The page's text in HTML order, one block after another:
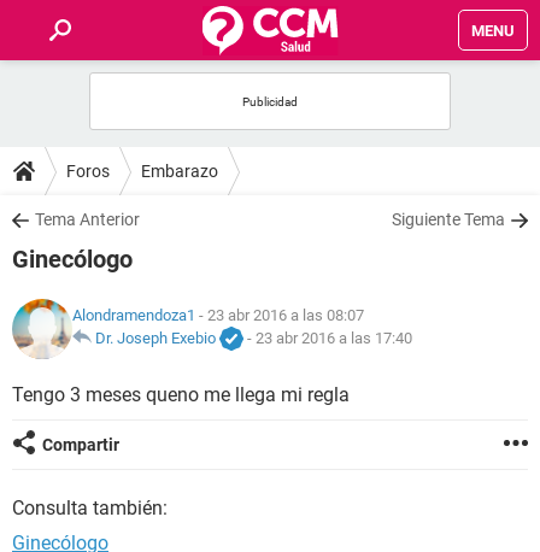
MENU
FOROS
SALUD
NUTRICIÓN
BIENESTAR
SEXUALIDAD
Foros Embarazo
Tema Anterior Siguiente Tema
Ginecólogo
Alondramendoza1 - 23 abr 2016 a las 08:07
Dr. Joseph Exebio
- 23 abr 2016 a las 17:40
Tengo 3 meses queno me llega mi regla
Compartir
Consulta también:
Ginecólogo